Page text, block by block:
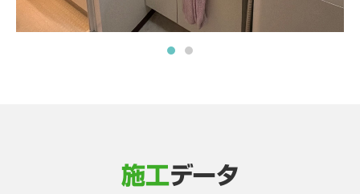
施工データ